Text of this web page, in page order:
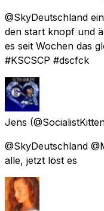
@SkyDeutschland
den start knopf und
es seit Wochen das
#KSCSCP #dscfck
Jens
@SkyDeutschland
alle, jetzt löst es